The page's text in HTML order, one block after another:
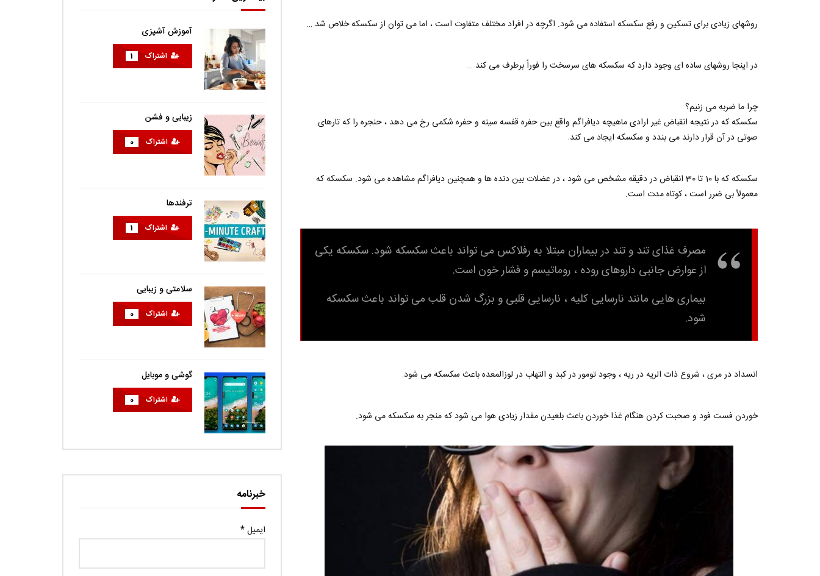
روشهای زیادی برای تسکین و رفع سکسکه استفاده می شود. اگرچه در افراد مختلف متفاوت است ، اما می توان از سکسکه خلاص شد …
در اینجا روشهای ساده ای وجود دارد که سکسکه های سرسخت را فوراً برطرف می کند …
چرا ما ضربه می زنیم؟
سکسکه که در نتیجه انقباض غیر ارادی ماهیچه دیافراگم واقع بین حفره قفسه سینه و حفره شکمی رخ می دهد ، حنجره را که تارهای
صوتی در آن قرار دارند می بندد و سکسکه ایجاد می کند.
سکسکه که با 10 تا 30 انقباض در دقیقه مشخص می شود ، در عضلات بین دنده ها و همچنین دیافراگم مشاهده می شود. سکسکه که
معمولاً بی ضرر است ، کوتاه مدت است.
مصرف غذای تند و تند در بیماران مبتلا به رفلاکس می تواند باعث سکسکه شود. سکسکه یکی
از عوارض جانبی داروهای روده ، روماتیسم و ​​فشار خون است.
بیماری هایی مانند نارسایی کلیه ، نارسایی قلبی و بزرگ شدن قلب می تواند باعث سکسکه
شود.
انسداد در مری ، شروع ذات الریه در ریه ، وجود تومور در کبد و التهاب در لوزالمعده باعث سکسکه می شود.
خوردن فست فود و صحبت کردن هنگام غذا خوردن باعث بلعیدن مقدار زیادی هوا می شود که منجر به سکسکه می شود.
آموزش آشپزی
اشتراک 1
زیبایی و فشن
اشتراک 0
ترفندها
اشتراک 1
سلامتی و زیبایی
اشتراک 0
گوشی و موبایل
اشتراک 0
خبرنامه
ایمیل*